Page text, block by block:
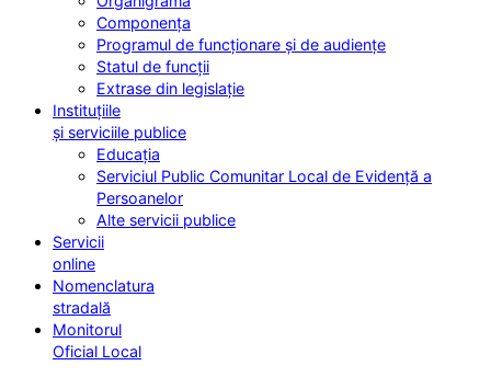
Componența
Programul de funcționare și de audiențe
Statul de funcții
Extrase din legislație
Instituțiile
și serviciile publice
Educația
Serviciul Public Comunitar Local de Evidență a
Persoanelor
Alte servicii publice
Servicii
online
Nomenclatura
stradală
Monitorul
Oficial Local